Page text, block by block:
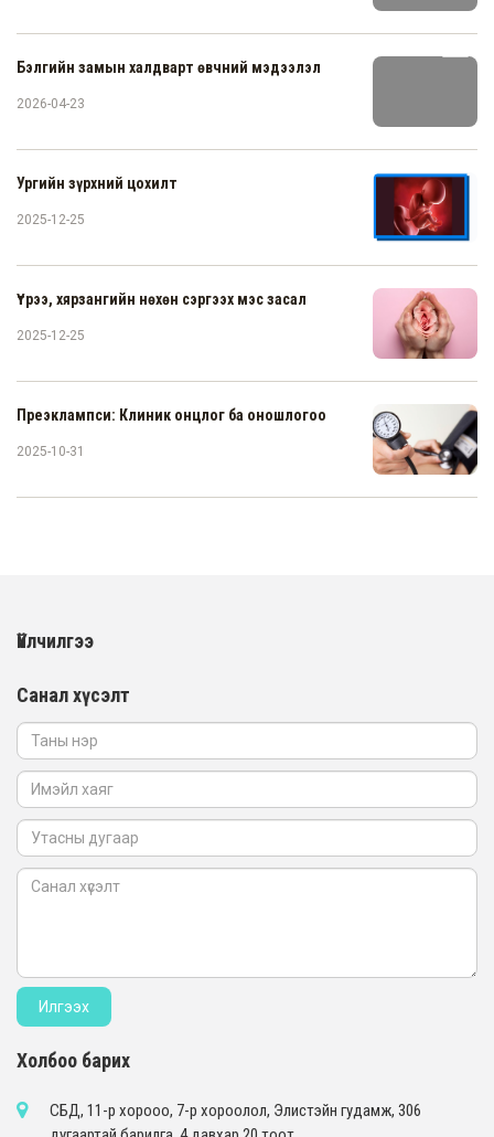
Бэлгийн замын халдварт өвчний мэдээлэл
2026-04-23
Ургийн зүрхний цохилт
2025-12-25
Үтрээ, хярзангийн нөхөн сэргээх мэс засал
2025-12-25
Преэклампси: Клиник онцлог ба оношлогоо
2025-10-31
Үйлчилгээ
Санал хүсэлт
Холбоо барих
СБД, 11-р хорооо, 7-р хороолол, Элистэйн гудамж, 306